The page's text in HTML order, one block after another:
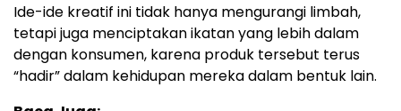
Ide-ide kreatif ini tidak hanya mengurangi limbah,
tetapi juga menciptakan ikatan yang lebih dalam
dengan konsumen, karena produk tersebut terus
“hadir” dalam kehidupan mereka dalam bentuk lain.